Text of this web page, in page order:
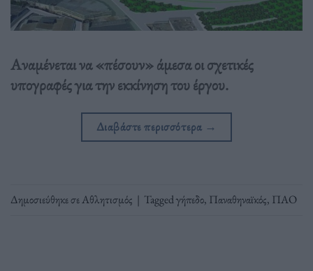
Αναμένεται να «πέσουν» άμεσα οι σχετικές
υπογραφές για την εκκίνηση του έργου.
Διαβάστε περισσότερα →
Δημοσιεύθηκε σεΑθλητισμός | Taggedγήπεδο, Παναθηναϊκός, ΠΑΟ